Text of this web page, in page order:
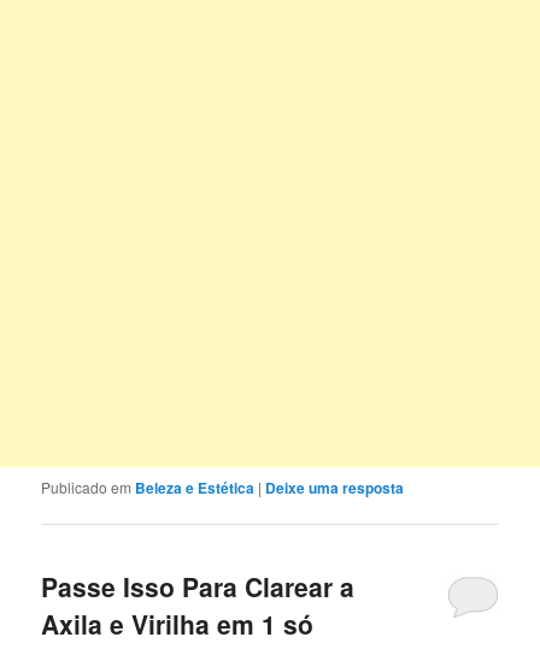
Publicado em Beleza e Estética | Deixe uma resposta
Passe Isso Para Clarear a
Axila e Virilha em 1 só